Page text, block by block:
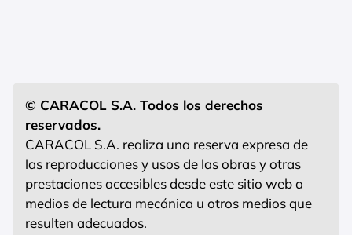
© CARACOL S.A. Todos los derechos
reservados.
CARACOL S.A. realiza una reserva expresa de
las reproducciones y usos de las obras y otras
prestaciones accesibles desde este sitio web a
medios de lectura mecánica u otros medios que
resulten adecuados.